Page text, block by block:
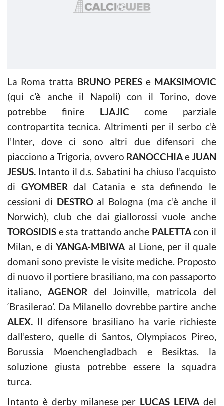
La Roma tratta BRUNO PERESe MAKSIMOVIC
(qui c’è anche il Napoli) con il Torino, dove
potrebbe finire LJAJIC come parziale
contropartita tecnica. Altrimenti per il serbo c’è
l’Inter, dove ci sono altri due difensori che
piacciono a Trigoria, ovvero RANOCCHIAeJUAN
JESUS. Intanto il d.s. Sabatini ha chiuso l’acquisto
di GYOMBERdal Catania e sta definendo le
cessioni di DESTROal Bologna (ma c’è anche il
Norwich), club che dai giallorossi vuole anche
TOROSIDIS e sta trattando anche PALETTAcon il
Milan, e diYANGA-MBIWA al Lione, per il quale
domani sono previste le visite mediche. Proposto
di nuovo il portiere brasiliano, ma con passaporto
italiano, AGENORdel Joinville, matricola del
‘Brasilerao’. Da Milanello dovrebbe partire anche
ALEX. Il difensore brasiliano ha varie richieste
dall’estero, quelle di Santos, Olympiacos Pireo,
Borussia Moenchengladbach e Besiktas. la
soluzione giusta potrebbe essere la squadra
turca.
Intanto è derby milanese per LUCAS LEIVA del